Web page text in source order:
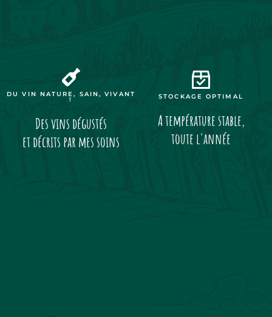
DU VIN NATURE, SAIN, VIVANT
!
Des vins dégustés
et décrits par mes soins
STOCKAGE OPTIMAL
A température stable,
toute l'année